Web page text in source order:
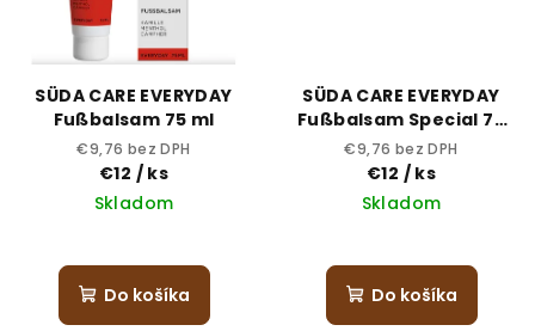
SÜDA CARE EVERYDAY
Fußbalsam 75 ml
€9,76 bez DPH
€12 / ks
Skladom
Do košíka
SÜDA CARE EVERYDAY
Fußbalsam Special 75
ml
€9,76 bez DPH
€12 / ks
Skladom
Do košíka